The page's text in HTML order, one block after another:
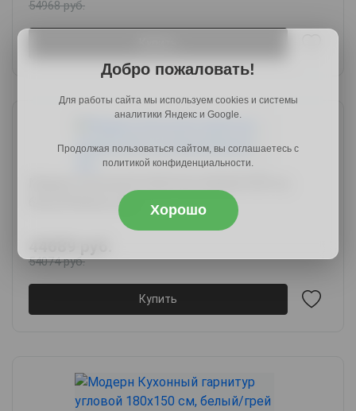
54968 руб.
белый/бланж/нео
54074 руб.
Купить
Добро пожаловать!
Для работы сайта мы используем cookies и системы
аналитики Яндекс и Google.
Продолжая пользоваться сайтом, вы соглашаетесь с
политикой конфиденциальности.
Хорошо